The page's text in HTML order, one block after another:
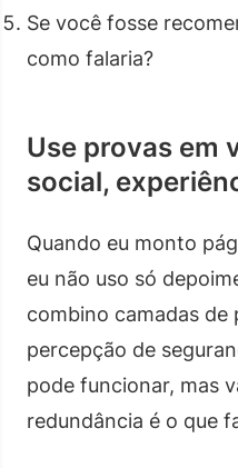
Se você fosse
como falaria?
Use provas em
social,
Quando eu monto
eu não uso só
combino camadas de
percepção de
pode funcionar, mas
redundância é o que